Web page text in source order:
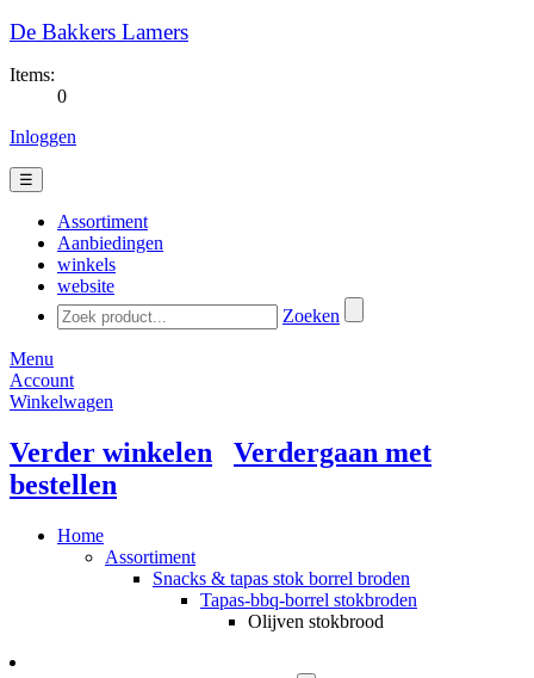
De Bakkers Lamers
Items:
0
Inloggen
☰
Assortiment
Aanbiedingen
winkels
website
Zoeken
Menu
Account
Winkelwagen
Verder winkelen
Verdergaan met
bestellen
Home
Assortiment
Snacks & tapas stok borrel broden
Tapas-bbq-borrel stokbroden
Olijven stokbrood